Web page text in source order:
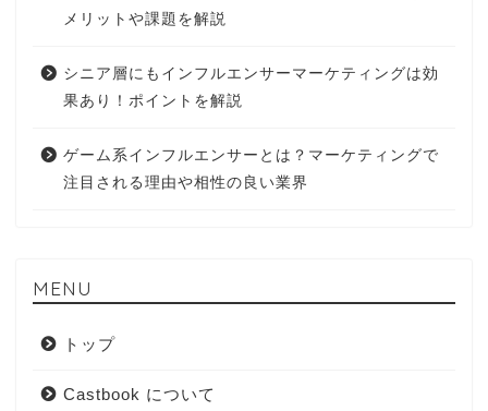
メリットや課題を解説
シニア層にもインフルエンサーマーケティングは効
果あり！ポイントを解説
ゲーム系インフルエンサーとは？マーケティングで
注目される理由や相性の良い業界
MENU
トップ
Castbook について